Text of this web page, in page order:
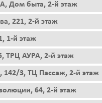
Дом быта, 2-й этаж
221, 2-й этаж
1-й этаж
ТРЦ АУРА, 2-й этаж
142/3, ТЦ Пассаж, 2-й этаж
64, 2-й этаж